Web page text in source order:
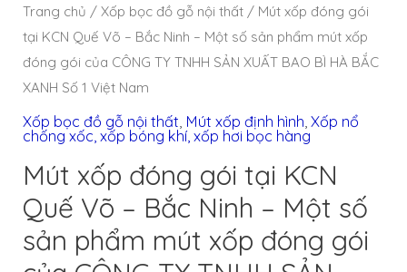
Trang chủ /Xốp bọc đồ gỗ nội thất / Mút xốp đóng gói
tại KCN Quế Võ – Bắc Ninh – Một số sản phẩm mút xốp
đóng gói của CÔNG TY TNHH SẢN XUẤT BAO BÌ HÀ BẮC
XANH Số 1 Việt Nam
Xốp bọc đồ gỗ nội thất, Mút xốp định hình,Xốp nổ
chống xốc, xốp bóng khí, xốp hơi bọc hàng
Mút xốp đóng gói tại KCN
Quế Võ – Bắc Ninh – Một số
sản phẩm mút xốp đóng gói